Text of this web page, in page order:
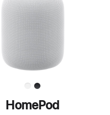
了
解
HomePod<
HomePod